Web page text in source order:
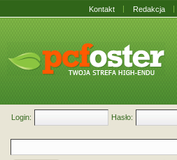
Kontakt Redakcja
Login: Hasło: